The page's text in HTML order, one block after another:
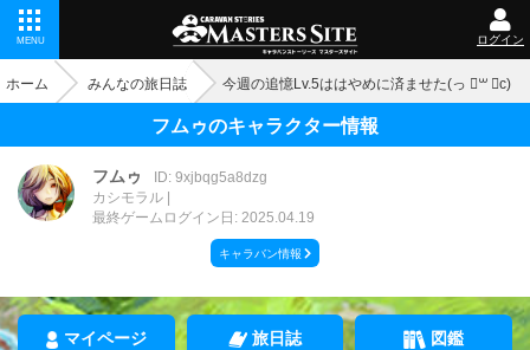
MENU ログイン
ホーム みんなの旅日誌 今週の追憶Lv.5ははやめに済ませた(っ ॑꒳ ॑c)
フムゥのキャラクター情報
フムゥ
ID: 9xjbqg5a8dzg
カシモラル
最終ゲームログイン日: 2025.04.19
キャラバン情報
マイページ 旅日誌 図鑑